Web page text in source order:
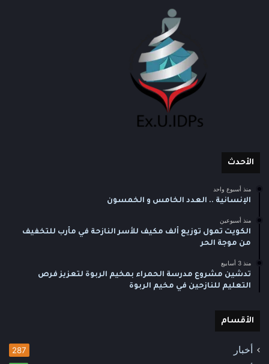
الأحدث
منذ أسبوع واحد
الإنسانية .. العدد الخامس و الخمسون
منذ أسبوعين
الكويت تمول توزيع ألف مكيف للأسر النازحة في مأرب للتخفيف
من موجة الحر
منذ 3 أسابيع
تدشين مشروع مدرسة الحمراء بمخيم الربوة لتعزيز فرص
التعليم للنازحين في مخيم الربوة
الأقسام
أخبار 287